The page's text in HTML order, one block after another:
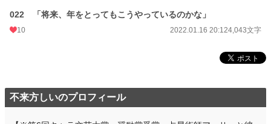
022 「将来、年をとってもこうやっているのかな」
10 2022.01.16 20:124,043文字
不来方しいのプロフィール